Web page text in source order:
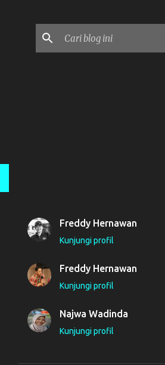
Freddy Hernawan
Kunjungi profil
Freddy Hernawan
Kunjungi profil
Najwa Wadinda
Kunjungi profil